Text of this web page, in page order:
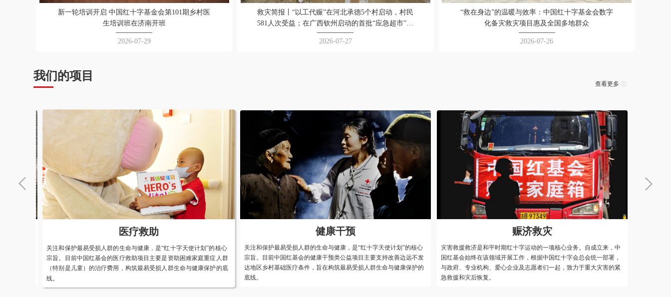
新一轮培训开启 中国红十字基金会第101期乡村医
生培训班在济南开班
2026-07-29
救灾简报丨“以工代赈”在河北承德5个村启动，村民
581人次受益；在广西钦州启动的首批“应急超市”项
目已惠及564户受灾家庭
2026-07-27
“救在身边”的温暖与效率：中国红十字基金会数字
化备灾救灾项目惠及全国多地群众
2026-07-26
我们的项目
查看更多
命与健康，是“红十字天使计划”的核心
干预类公益项目主要支持改善边远不发
在构筑最易受损人群生命与健康保护的
灾害救援救济是和平时期红十字运动的一项核心业务。自成立来，中
国红基会始终在该领域开展工作，根据中国红十字会总会统一部署，
与政府、专业机构、爱心企业及志愿者们一起，致力于重大灾害的紧
中国红基会致力协助社区居民依靠和发掘社区自有资源和能力，引进
国际标准的社区治理和防灾减灾硬件规范，提供社区建设和发展的一
体化解决方案，提升防灾减灾能力，提高居民生产生活水平，促进社
中国红基会实施教育促进类公益项目，包括援建红十字书
校、资助博爱助学金、等子项目，旨在通过改善欠发达地
件，提升乡村基础教育水平，建立学校健康体系和素质教
爱心人士 0.01 2026-08-07 爱心人士 0.20 2026-08-07